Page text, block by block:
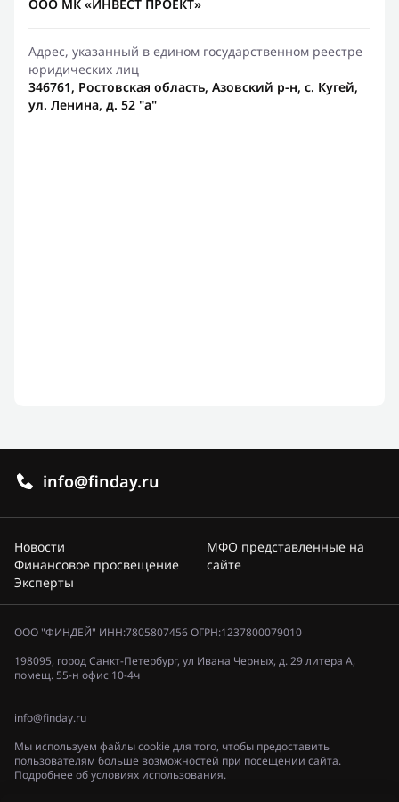
ООО МК «ИНВЕСТ ПРОЕКТ»
Адрес, указанный в едином государственном реестре
юридических лиц
346761, Ростовская область, Азовский р-н, с. Кугей,
ул. Ленина, д. 52 "а"
info@finday.ru
Новости
Финансовое просвещение
Эксперты
МФО представленные на
сайте
ООО "ФИНДЕЙ" ИНН:7805807456 ОГРН:1237800079010
198095, город Санкт-Петербург, ул Ивана Черных, д. 29 литера А,
помещ. 55-н офис 10-4ч
info@finday.ru
Мы используем файлы cookie для того, чтобы предоставить
пользователям больше возможностей при посещении сайта.
Подробнее об условиях использования.